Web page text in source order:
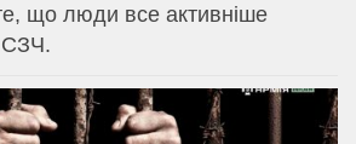
що люди все активніше
СЗЧ.